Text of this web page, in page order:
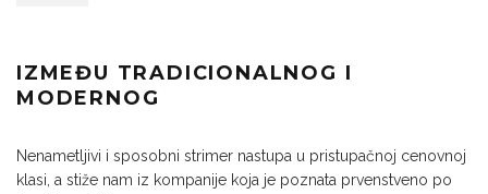
IZMEĐU TRADICIONALNOG I
MODERNOG
Nenametljivi i sposobni strimer nastupa u pristupačnoj cenovnoj
klasi, a stiže nam iz kompanije koja je poznata prvenstveno po